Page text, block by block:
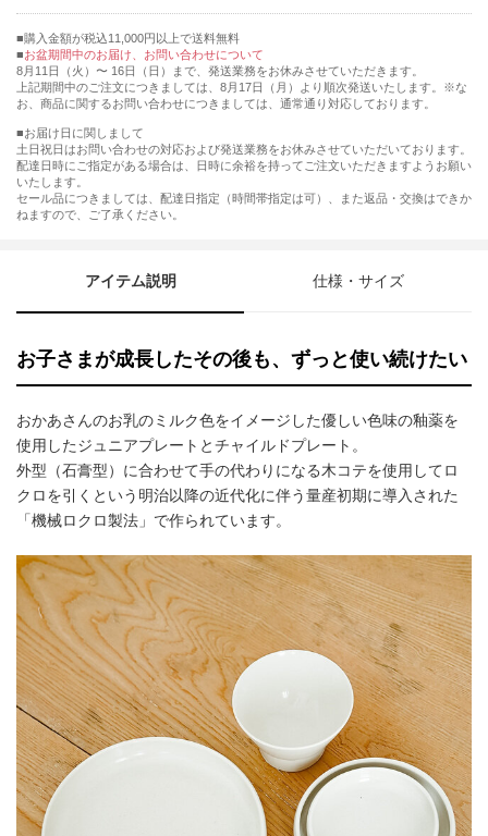
購入金額が税込11,000円以上で送料無料
お盆期間中のお届け、お問い合わせについて
8月11日（火）〜 16日（日）まで、発送業務をお休みさせていただきます。
上記期間中のご注文につきましては、8月17日（月）より順次発送いたします。※な
お、商品に関するお問い合わせにつきましては、通常通り対応しております。
■お届け日に関しまして
土日祝日はお問い合わせの対応および発送業務をお休みさせていただいております。
配達日時にご指定がある場合は、日時に余裕を持ってご注文いただきますようお願い
いたします。
セール品につきましては、配達日指定（時間帯指定は可）、また返品・交換はできか
ねますので、ご了承ください。
アイテム説明 仕様・サイズ
お子さまが成長したその後も、ずっと使い続けたい
おかあさんのお乳のミルク色をイメージした優しい色味の釉薬を
使用したジュニアプレートとチャイルドプレート。
外型（石膏型）に合わせて手の代わりになる木コテを使用してロ
クロを引くという明治以降の近代化に伴う量産初期に導入された
「機械ロクロ製法」で作られています。